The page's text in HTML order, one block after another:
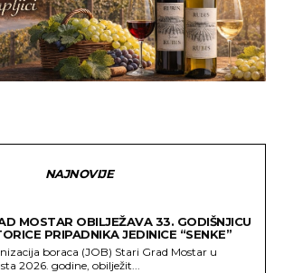
NAJNOVIJE
MOSTAR OBILJEŽAVA 33. GODIŠNJICU
PRIPADNIKA JEDINICE “SENKE”
boraca (JOB) Stari Grad Mostar u
2026. godine, obilježit...